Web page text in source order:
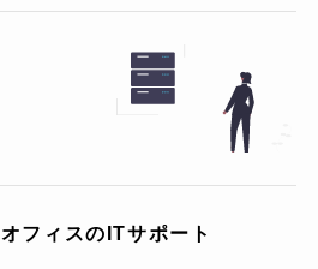
オフィスのITサポート